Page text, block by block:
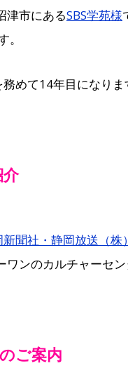
津市にあるSBS学苑様
。
めて14年目になりま
新聞社・静岡放送（株）
ンのカルチャーセン
ご案内